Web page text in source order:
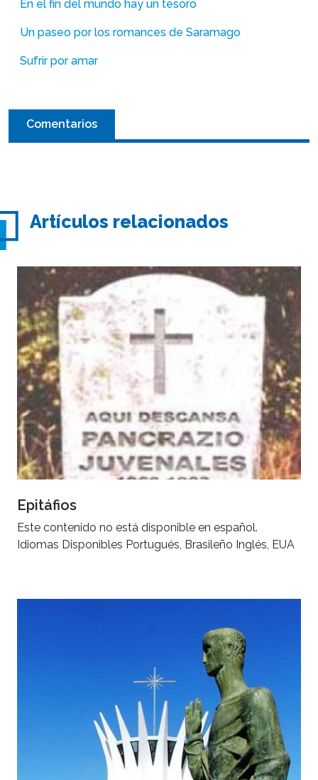
En el fin del mundo hay un tesoro
Un paseo por los romances de Saramago
Sufrir por amar
Comentarios
Artículos relacionados
Epitáfios
Este contenido no está disponible en español.
Idiomas Disponibles Portugués, Brasileño Inglés, EUA